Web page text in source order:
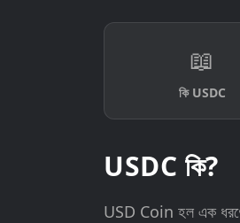
📖
কি USDC
USDC কি?
USD Coin হল এক ধরণের